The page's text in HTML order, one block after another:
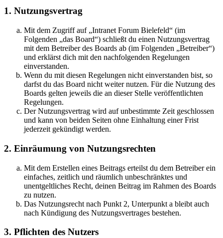
1. Nutzungsvertrag
Mit dem Zugriff auf „Intranet Forum Bielefeld“ (im
Folgenden „das Board“) schließt du einen Nutzungsvertrag
mit dem Betreiber des Boards ab (im Folgenden „Betreiber“)
und erklärst dich mit den nachfolgenden Regelungen
einverstanden.
Wenn du mit diesen Regelungen nicht einverstanden bist, so
darfst du das Board nicht weiter nutzen. Für die Nutzung des
Boards gelten jeweils die an dieser Stelle veröffentlichten
Regelungen.
Der Nutzungsvertrag wird auf unbestimmte Zeit geschlossen
und kann von beiden Seiten ohne Einhaltung einer Frist
jederzeit gekündigt werden.
2. Einräumung von Nutzungsrechten
Mit dem Erstellen eines Beitrags erteilst du dem Betreiber ein
einfaches, zeitlich und räumlich unbeschränktes und
unentgeltliches Recht, deinen Beitrag im Rahmen des Boards
zu nutzen.
Das Nutzungsrecht nach Punkt 2, Unterpunkt a bleibt auch
nach Kündigung des Nutzungsvertrages bestehen.
3. Pflichten des Nutzers